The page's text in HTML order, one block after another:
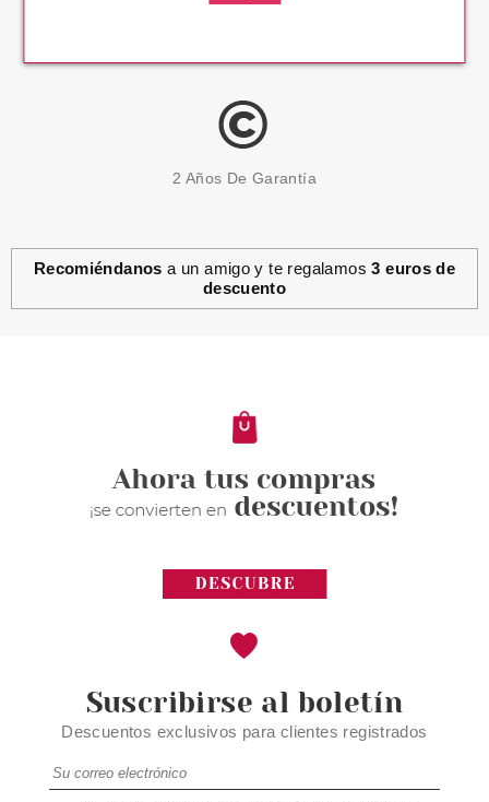
2 Años De Garantía
Recomiéndanos a un amigo y te regalamos3 euros de
descuento
Suscribirse al boletín
Descuentos exclusivos para clientes registrados